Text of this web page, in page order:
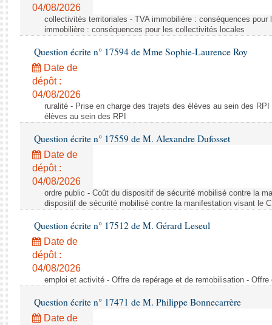
04/08/2026
collectivités territoriales - TVA immobilière : conséquences
immobilière : conséquences pour les collectivités locales
Question écrite n° 17594 de Mme Sophie-Laurence Roy
Date de
dépôt :
04/08/2026
ruralité - Prise en charge des trajets des élèves au sein des
élèves au sein des RPI
Question écrite n° 17559 de M. Alexandre Dufosset
Date de
dépôt :
04/08/2026
ordre public - Coût du dispositif de sécurité mobilisé contre la
dispositif de sécurité mobilisé contre la manifestation visant le
Question écrite n° 17512 de M. Gérard Leseul
Date de
dépôt :
04/08/2026
emploi et activité - Offre de repérage et de remobilisation -
Question écrite n° 17471 de M. Philippe Bonnecarrère
Date de